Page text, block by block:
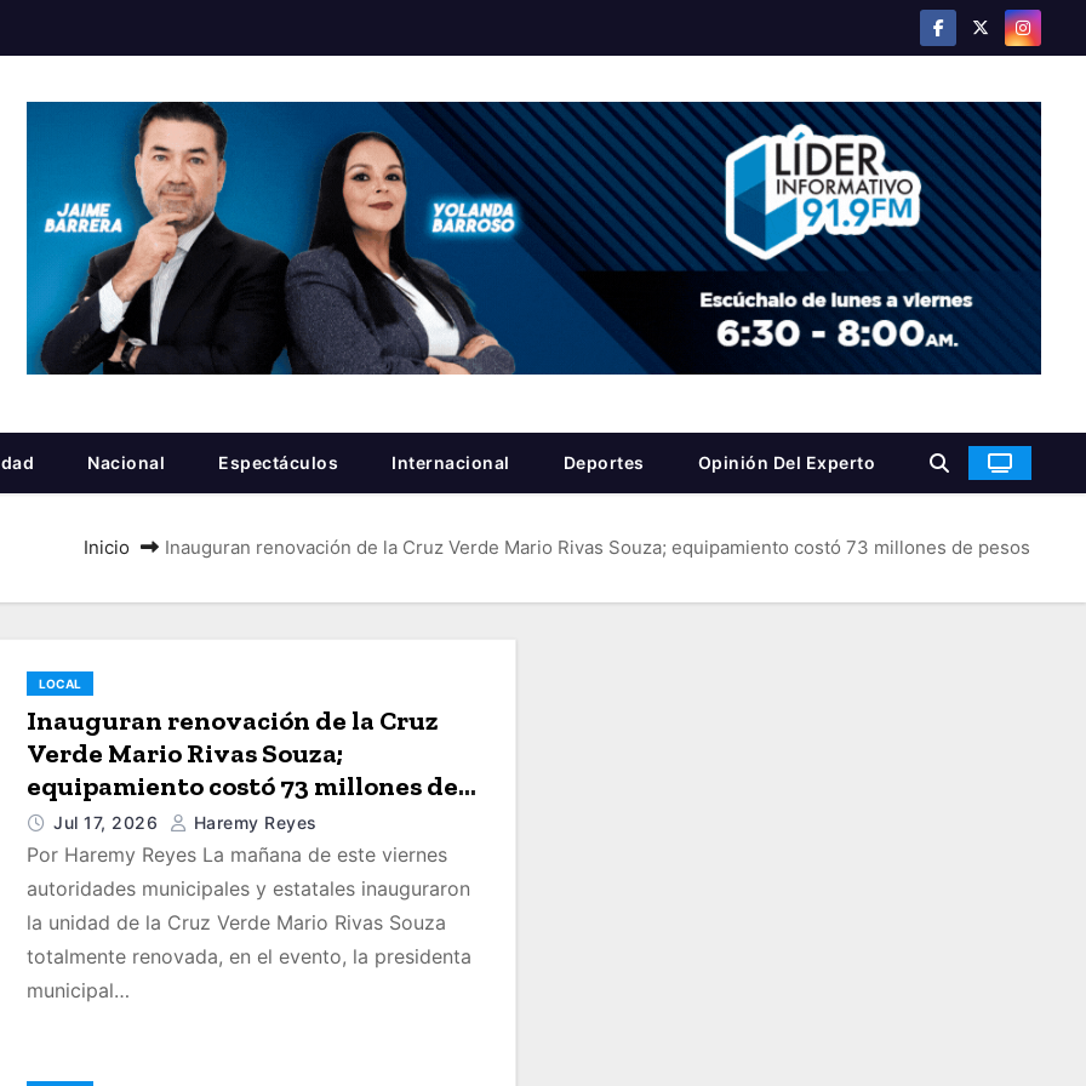
Nacional Espectáculos Internacional Deportes Opinión Del Experto
Inicio Inauguran renovación de la Cruz Verde Mario Rivas Souza; equipamiento costó 73 millones de pesos
LOCAL
Inauguran renovación de la Cruz
Verde Mario Rivas Souza;
equipamiento costó 73 millones de
pesos
Jul 17, 2026 Haremy Reyes
Por Haremy Reyes La mañana de este viernes
autoridades municipales y estatales inauguraron
la unidad de la Cruz Verde Mario Rivas Souza
totalmente renovada, en el evento, la presidenta
municipal…